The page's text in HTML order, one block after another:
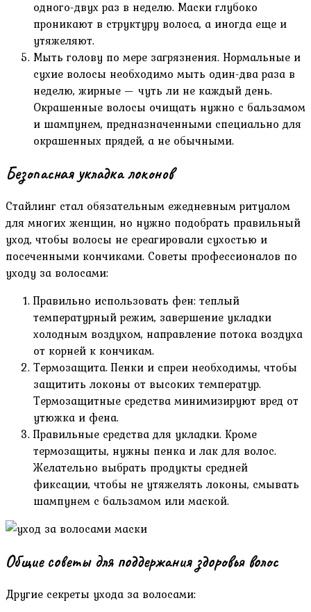
одного-двух раз в неделю. Маски глубоко
проникают в структуру волоса, а иногда еще и
утяжеляют.
Мыть голову по мере загрязнения. Нормальные и
сухие волосы необходимо мыть один-два раза в
неделю, жирные — чуть ли не каждый день.
Окрашенные волосы очищать нужно с бальзамом
и шампунем, предназначенными специально для
окрашенных прядей, а не обычными.
Безопасная укладка локонов
Стайлинг стал обязательным ежедневным ритуалом
для многих женщин, но нужно подобрать правильный
уход, чтобы волосы не среагировали сухостью и
посеченными кончиками. Советы профессионалов по
уходу за волосами:
Правильно использовать фен: теплый
температурный режим, завершение укладки
холодным воздухом, направление потока воздуха
от корней к кончикам.
Термозащита. Пенки и спреи необходимы, чтобы
защитить локоны от высоких температур.
Термозащитные средства минимизируют вред от
утюжка и фена.
Правильные средства для укладки. Кроме
термозащиты, нужны пенка и лак для волос.
Желательно выбрать продукты средней
фиксации, чтобы не утяжелять локоны, смывать
шампунем с бальзамом или маской.
Общие советы для поддержания здоровья волос
Другие секреты ухода за волосами: